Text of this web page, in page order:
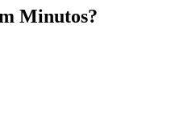
Minutos?